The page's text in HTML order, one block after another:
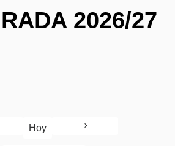
2026/27
Hoy